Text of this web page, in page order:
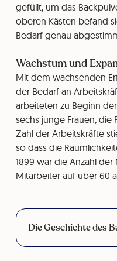
gefüllt, um das
oberen Kästen befand
Bedarf genau
Wachstum und
Mit dem wachsenden
der Bedarf an
arbeiteten zu Beginn
sechs junge Frauen, die
Zahl der Arbeitskräfte
so dass die
1899 war die Anzahl
Mitarbeiter auf über 60
Die Geschichte des